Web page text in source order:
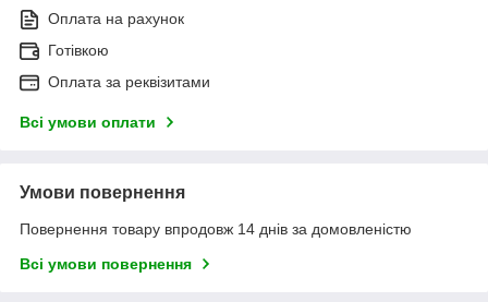
Оплата на рахунок
Готівкою
Оплата за реквізитами
Всі умови оплати
Умови повернення
Повернення товару впродовж 14 днів за домовленістю
Всі умови повернення